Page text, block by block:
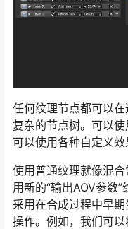
任何纹理节点都可以
复杂的节点树。可以
可以使用各种自定义效
使用普通纹理就像混
用新的“输出AOV参数
采用在合成过程中早
操作。例如，我们可